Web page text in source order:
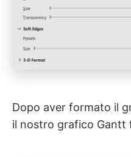
Dopo aver formato il
il nostro grafico Gantt